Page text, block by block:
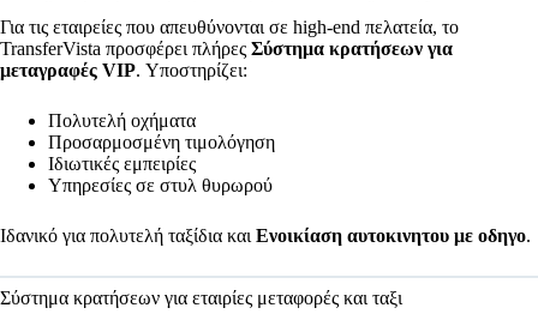
Για τις εταιρείες που απευθύνονται σε high-end πελατεία, το
TransferVista προσφέρει πλήρες Σύστημα κρατήσεων για
μεταγραφές VIP. Υποστηρίζει:
Πολυτελή οχήματα
Προσαρμοσμένη τιμολόγηση
Ιδιωτικές εμπειρίες
Υπηρεσίες σε στυλ θυρωρού
Ιδανικό για πολυτελή ταξίδια καιΕνοικίαση αυτοκινητου με οδηγο.
Σύστημα κρατήσεων για εταιρίες μεταφορές και ταξι